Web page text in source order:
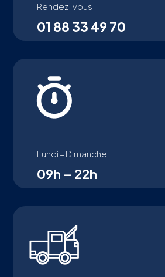
Rendez-vous
01 88 33 49 70
Lundi – Dimanche
09h – 22h